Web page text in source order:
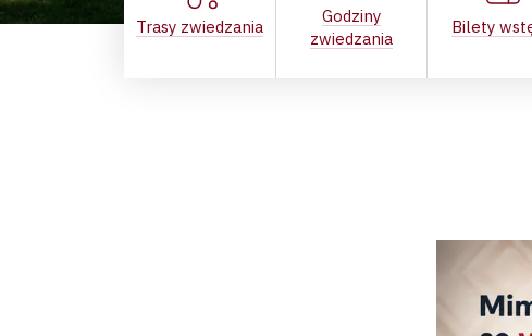
Trasy zwiedzania
Godziny
zwiedzania
Bilety